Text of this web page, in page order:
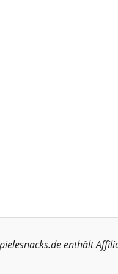
enthält